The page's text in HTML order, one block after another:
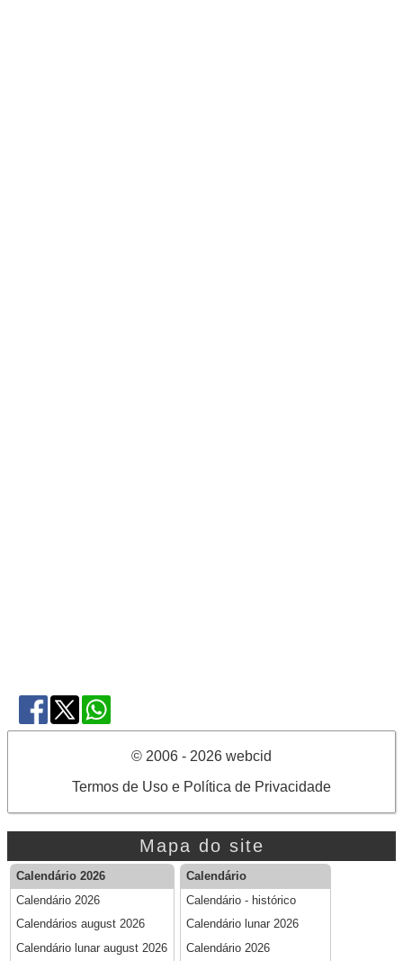
© 2006 - 2026 webcid
Termos de Uso e Política de Privacidade
Mapa do site
Calendário 2026
Calendário 2026
Calendários august 2026
Calendário lunar august 2026
Calendário
Calendário - histórico
Calendário lunar 2026
Calendário 2026